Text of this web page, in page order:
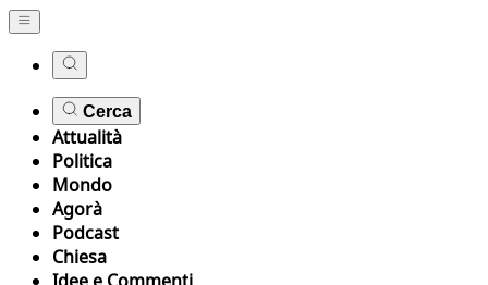
Cerca
Attualità
Politica
Mondo
Agorà
Podcast
Chiesa